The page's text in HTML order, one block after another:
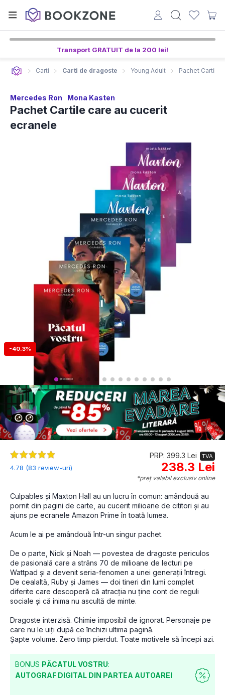
Transport GRATUIT de la 200 lei!
Carti Carti de dragoste Young Adult Pachet Cartile
Mercedes Ron Mona Kasten
Pachet Cartile care au cucerit
ecranele
-40.3%
4.78 (83 review-uri)
PRP: 399.3 Lei TVA
238.3 Lei
*preț valabil exclusiv online
Culpables și Maxton Hall au un lucru în comun: amândouă au
pornit din pagini de carte, au cucerit milioane de cititori și au
ajuns pe ecranele Amazon Prime în toată lumea.
Acum le ai pe amândouă într-un singur pachet.
De o parte, Nick și Noah — povestea de dragoste periculos
de pasională care a strâns 70 de milioane de lecturi pe
Wattpad și a devenit seria-fenomen a unei generații întregi.
De cealaltă, Ruby și James — doi tineri din lumi complet
diferite care descoperă că atracția nu ține cont de reguli
sociale și că inima nu ascultă de minte.
Dragoste interzisă. Chimie imposibil de ignorat. Personaje pe
care nu le uiți după ce închizi ultima pagină.
Șapte volume. Zero timp pierdut. Toate motivele să începi azi.
BONUS PĂCATUL VOSTRU:
AUTOGRAF DIGITAL DIN PARTEA AUTOAREI